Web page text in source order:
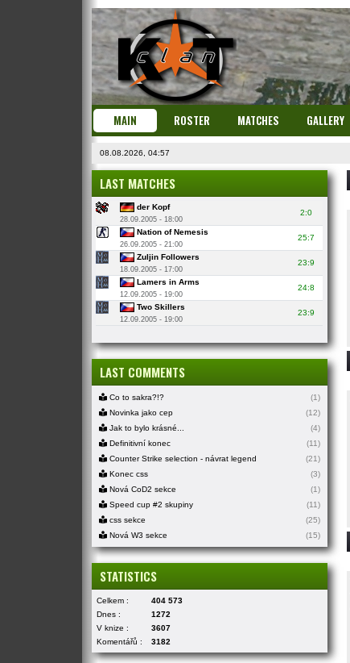
MAIN ROSTER MATCHES GALLERY
08.08.2026, 04:57
LAST MATCHES
der Kopf
28.09.2005 - 18:00
2:0
Nation of Nemesis
26.09.2005 - 21:00
25:7
Zuljin Followers
18.09.2005 - 17:00
23:9
Lamers in Arms
12.09.2005 - 19:00
24:8
Two Skillers
12.09.2005 - 19:00
23:9
LAST COMMENTS
Co to sakra?!?
(1)
Novinka jako cep
(12)
Jak to bylo krásné...
(4)
Definitivní konec
(11)
Counter Strike selection - návrat legend
(21)
Konec css
(3)
Nová CoD2 sekce
(1)
Speed cup #2 skupiny
(11)
css sekce
(25)
Nová W3 sekce
(15)
STATISTICS
Celkem :
404 573
Dnes :
1272
V knize :
3607
Komentářů :
3182